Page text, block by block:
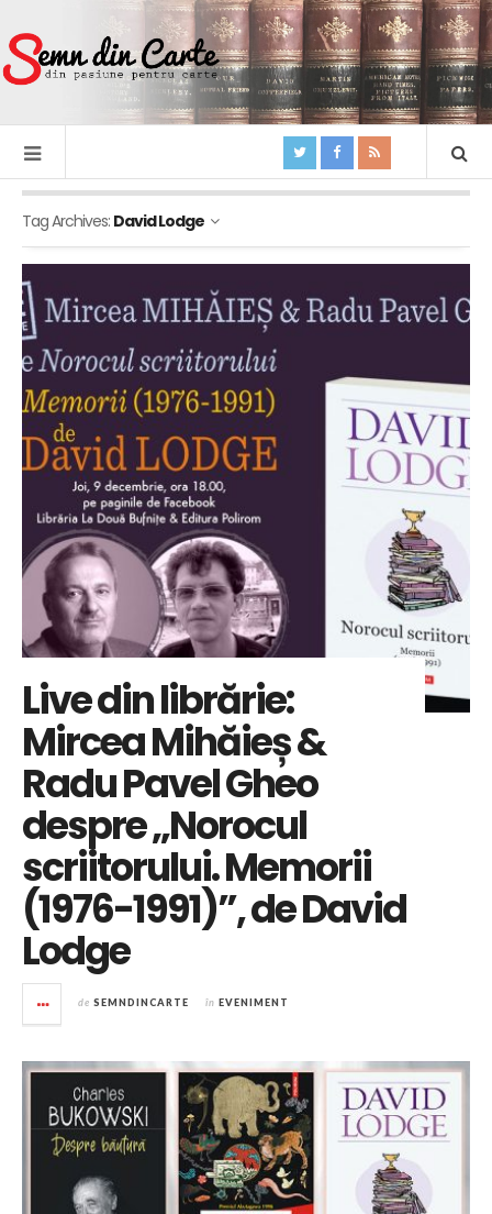
Tag Archives: David Lodge
Live din librărie:
Mircea Mihăieș &
Radu Pavel Gheo
despre „Norocul
scriitorului. Memorii
(1976-1991)”, de David
Lodge
de SEMNDINCARTE în EVENIMENT